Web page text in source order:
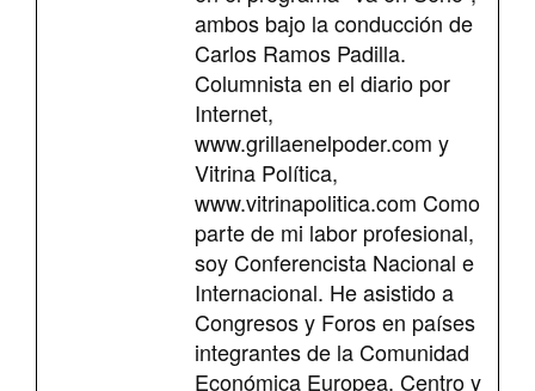
ambos bajo la conducción de
Carlos Ramos Padilla.
Columnista en el diario por
Internet,
www.grillaenelpoder.com y
Vitrina Política,
www.vitrinapolitica.com Como
parte de mi labor profesional,
soy Conferencista Nacional e
Internacional. He asistido a
Congresos y Foros en países
integrantes de la Comunidad
Económica Europea, Centro y